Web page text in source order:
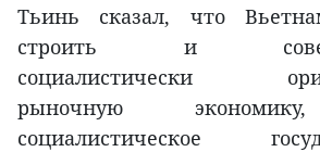
Тьинь сказал, что
строить и
социалистически
рыночную
социалистическое